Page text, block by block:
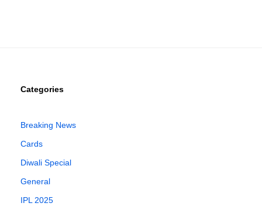
Categories
Breaking News
Cards
Diwali Special
General
IPL 2025